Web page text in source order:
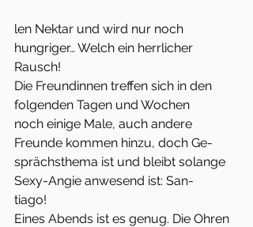
len Nektar und wird nur noch
hungriger… Welch ein herrlicher
Rausch!
Die Freundinnen treffen sich in den
folgenden Tagen und Wochen
noch einige Male, auch andere
Freunde kommen hinzu, doch Ge-
sprächsthema ist und bleibt solange
Sexy-Angie anwesend ist: San-
tiago!
Eines Abends ist es genug. Die Ohren